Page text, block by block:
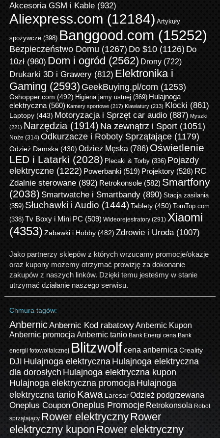
Akcesoria GSM i Kable(932)
Aliexpress.com (12184) Artykuły
spożywcze(398) Banggood.com (15252)
Bezpieczeństwo Domu (1267) Do $10(1126) Do
10zł(980) Dom i ogród (2562) Drony(722)
Drukarki 3D i Grawery(812) Elektronika i
Gaming (2593) GeekBuying.pl/com (1253)
Gshopper.com (492) Higiena jamy ustnej (369) Hulajnoga
elektryczna(560) Kamery sportowe(217) Klawiatury(213) Klocki (861)
Laptopy(443) Motoryzacja i Sprzęt car audio(887) Myszki
(221) Narzędzia(1914) Na zewnątrz i Sport(1051)
Noże (314) Odkurzacze i Roboty Sprzątające(1179)
Odzież Damska (430) Odzież Męska (786) Oświetlenie
LED i Latarki (2028) Plecaki & Torby(336) Pojazdy
elektryczne(1222) Powerbanki(519) Projektory(528) RC
Zdalnie sterowane(892) Retrokonsole(582) Smartfony
(2038) Smartwatche i Smartbandy(890) Stacja zasilania
(359) Słuchawki i Audio (1444)Tablety(450) TomTop.com
(338) Tv Boxy i Mini PC(509) Wideorejestratory(291) Xiaomi
(4353) Zabawki i Hobby(482) Zdrowie i Uroda(1007)
Jako partnerzy sklepów z których wrzucamy promocje/okazje
oraz kupony możemy otrzymać prowizję za dokonanie
zakupów z naszych linków. Dzięki temu jesteśmy w stanie
utrzymać działanie naszego serwisu.
Chmura tagów:
AnbernicAnbernic Kod rabatowyAnbernic Kupon
Anbernic promocja Anbernic tanio Bank Energi cena Bank
energii fotowoltaicznej Blitzwolfcena anbernica Creality
DJI Hulajnoga elektrycznaHulajnoga elektryczna
dla dorosłych Hulajnoga elektryczna kupon
Hulajnoga elektryczna promocjaHulajnoga
elektryczna tanioKawa Laresar Odzież podgrzewana
Oneplus CouponOneplus Promocje Retrokonsola Robot
sprzątający Rower elektrycznyRower
elektryczny kupon Rower elektryczny